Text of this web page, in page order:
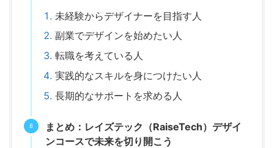
未経験からデザイナーを目指す人
副業でデザインを始めたい人
転職を考えている人
実践的なスキルを身につけたい人
長期的なサポートを求める人
まとめ：レイズテック（RaiseTech）デザイ
ンコースで未来を切り開こう